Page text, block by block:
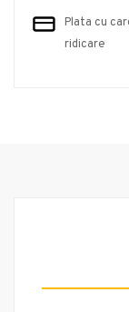
Plata cu
ridicare